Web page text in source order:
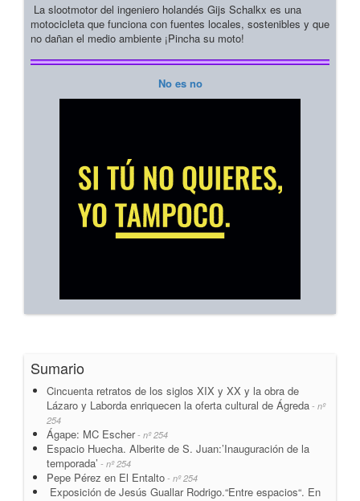
La slootmotor del ingeniero holandés Gijs Schalkx es una
motocicleta que funciona con fuentes locales, sostenibles y que
no dañan el medio ambiente ¡Pincha su moto!
No es no
Sumario
Cincuenta retratos de los siglos XIX y XX y la obra de
Lázaro y Laborda enriquecen la oferta cultural de Ágreda - nº
254
Ágape: MC Escher- nº 254
Espacio Huecha. Alberite de S. Juan:’Inauguración de la
temporada’ - nº 254
Pepe Pérez en El Entalto - nº 254
Exposición de Jesús Guallar Rodrigo.“Entre espacios“. En